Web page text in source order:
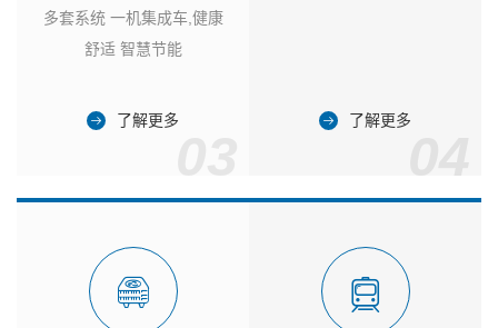
多套系统 一机集成车,健康
舒适 智慧节能
了解更多 了解更多